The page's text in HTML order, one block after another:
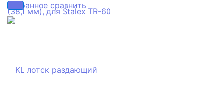
избранное сравнить